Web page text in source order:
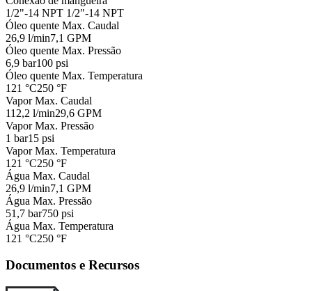
1/2"-14 NPT 1/2"-14 NPT
Óleo quente Max. Caudal
26,9 l/min7,1 GPM
Óleo quente Max. Pressão
6,9 bar100 psi
Óleo quente Max. Temperatura
121 °C250 °F
Vapor Max. Caudal
112,2 l/min29,6 GPM
Vapor Max. Pressão
1 bar15 psi
Vapor Max. Temperatura
121 °C250 °F
Água Max. Caudal
26,9 l/min7,1 GPM
Água Max. Pressão
51,7 bar750 psi
Água Max. Temperatura
121 °C250 °F
Documentos e Recursos